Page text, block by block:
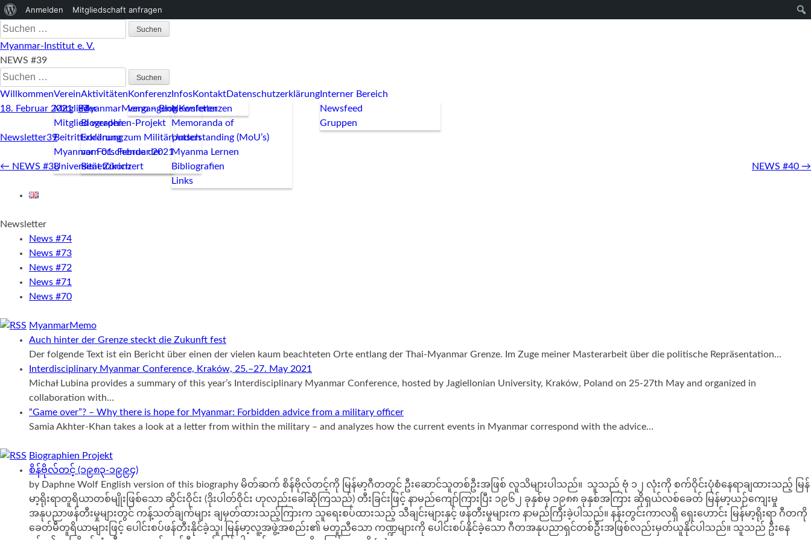
Suchen
nach:
Myanmar-Institut e. V.
NEWS #39
Suchen
nach:
WillkommenVerein
Mitglieder
Mitglied werden
Beitrittsordnung
Myanmar Forschende der
Universität Zürich
Aktivitäten
MyanmarMemo – Blog
Biographien-Projekt
Erklärung zum Militärputsch
vom 01. Februar 2021
Benefizkonzert
Konferenz
vergangene Konferenzen
Infos
Newsletter
Memoranda of
Understanding (MoU’s)
Myanma Lernen
Bibliografien
Links
KontaktDatenschutzerklärung Interner Bereich
Newsfeed
Gruppen
18. Februar 2021 ET
Newsletter39
Post
← NEWS #38 NEWS #40 →
Newsletter
News #74
News #73
News #72
News #71
News #70
MyanmarMemo
Auch hinter der Grenze steckt die Zukunft fest
Der folgende Text ist ein Bericht über einen der vielen kaum beachteten Orte entlang der Thai-Myanmar Grenze. Im Zuge meiner Masterarbeit über die politische Repräsentation…
Interdisciplinary Myanmar Conference, Kraków, 25.–27. May 2021
Michał Lubina provides a summary of this year’s Interdisciplinary Myanmar Conference, hosted by Jagiellonian University, Kraków, Poland on 25-27th May and organized in
collaboration with…
“Game over”? – Why there is hope for Myanmar: Forbidden advice from a military officer
Samia Akhter-Khan takes a look at a letter from within the military – and analyzes how the current events in Myanmar correspond with the advice…
Biographien Projekt
စိန်ဗိုလ်တင့် (၁၉၈၃-၁၉၉၄)
by Daphne Wolf English version of this biography မိတ်ဆက် စိန်ဗိုလ်တင့်ကို မြန်မာ့ဂီတတွင် ဦးဆောင်သူတစ်ဦးအဖြစ် လူသိများပါသည်။ သူသည် ဗုံ ၁၂ လုံးကို စက်ဝိုင်းပုံစံနေရာချထားသည့် မြန်
မာ့ရိုးရာတူရိယာတစ်မျိုးဖြစ်သော ဆိုင်းဝိုင်း (ဒိုးပါတ်ဝိုင်း ဟုလည်းခေါ်ဆိုကြသည်) တီးခြင်းဖြင့် နာမည်ကျော်ကြားပြီး ၁၉၆၂ ခုနှစ်မှ ၁၉၈၈ ခုနှစ်အကြား ဆိုရှယ်လစ်ခေတ် မြန်မာ့ယဉ်ကျေးမှု
အနုပညာဖန်တီးမှုများတွင် ကန့်သတ်ချက်များ ချမှတ်ထားသည့်ကြားက သူရေးစပ်ထားသည့် သီချင်းများနှင့် ဖန်တီးမှုများက နာမည်ကြီးခဲ့ပါသည်။ နန်းတွင်းကာလရှိ ရှေးဟောင်း မြန်မာ့ရိုးရာ ဂီတကို
ခေတ်မီတူရိယာများဖြင့် ပေါင်းစပ်ဖန်တီးနိုင်ခဲ့သူ၊ မြန်မာ့လူ့အဖွဲ့အစည်း၏ မတူညီသော ကဏ္ဍများကို ပေါင်းစပ်နိုင်ခဲ့သော ဂီတအနုပညာရှင်တစ်ဦးအဖြစ်လည်းမှတ်ယူနိုင်ပါသည်။ သူသည် ဦးနေ
Über
WordPress
Anmelden Mitgliedschaft anfragen